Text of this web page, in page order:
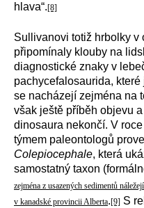
hlava“.[8]
Sullivanovi totiž hrbolky
připomínaly klouby na
diagnostické znaky v
pachycefalosaurida,
se nacházejí zejména na
však ještě příběh objevu
dinosaura nekončí. V
týmem paleontologů
Colepiocephale, která
samostatný taxon
zejména z usazených sedimentů
v kanadské provincii Alberta.[9] S